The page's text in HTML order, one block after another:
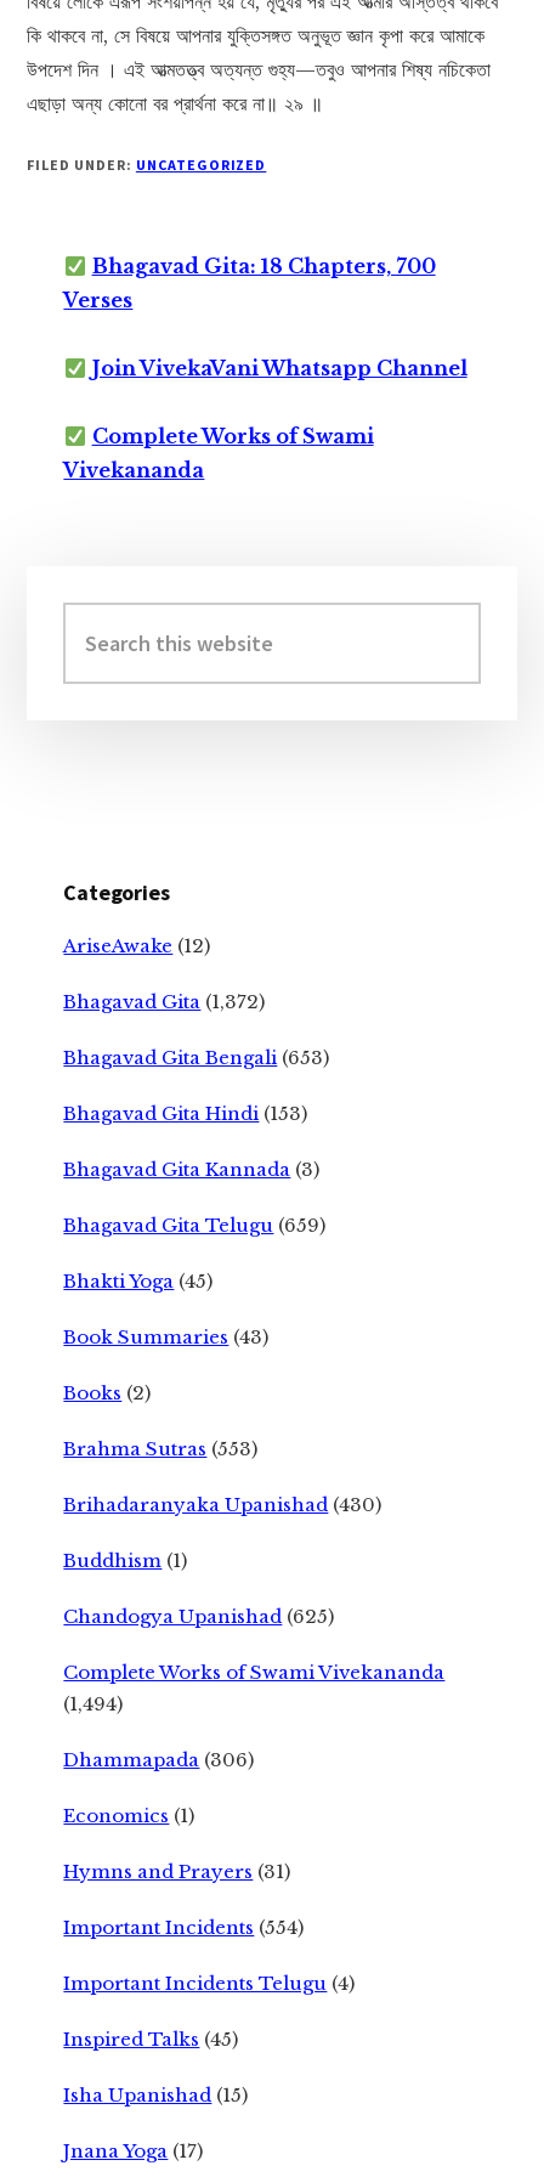
কি থাকবে না, সে বিষয়ে আপনার যুক্তিসঙ্গত অনুভূত জ্ঞান কৃপা করে আমাকে
উপদেশ দিন । এই আত্মতত্ত্ব অত্যন্ত গুহ্য—তবুও আপনার শিষ্য নচিকেতা
এছাড়া অন্য কোনো বর প্রার্থনা করে না॥ ২৯ ॥
FILED UNDER: UNCATEGORIZED
Bhagavad Gita: 18 Chapters, 700
Verses
Join VivekaVani Whatsapp Channel
Complete Works of Swami
Vivekananda
Sidebar
this
website
Categories
AriseAwake (12)
Bhagavad Gita (1,372)
Bhagavad Gita Bengali (653)
Bhagavad Gita Hindi (153)
Bhagavad Gita Kannada (3)
Bhagavad Gita Telugu (659)
Bhakti Yoga (45)
Book Summaries (43)
Books (2)
Brahma Sutras (553)
Brihadaranyaka Upanishad (430)
Buddhism (1)
Chandogya Upanishad (625)
Complete Works of Swami Vivekananda
(1,494)
Dhammapada (306)
Economics (1)
Hymns and Prayers (31)
Important Incidents (554)
Important Incidents Telugu (4)
Inspired Talks (45)
Isha Upanishad (15)
Jnana Yoga (17)